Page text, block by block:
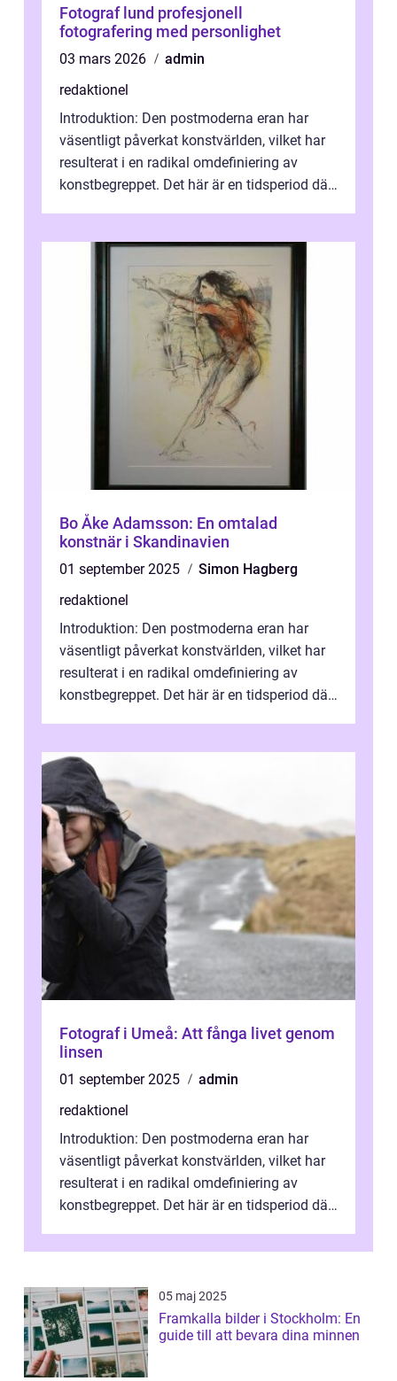
Fotograf lund profesjonell
fotografering med personlighet
03 mars 2026
admin
redaktionel
Introduktion: Den postmoderna eran har
väsentligt påverkat konstvärlden, vilket har
resulterat i en radikal omdefiniering av
konstbegreppet. Det här är en tidsperiod där
Bo Åke Adamsson: En omtalad
konstnär i Skandinavien
01 september 2025
Simon Hagberg
redaktionel
Introduktion: Den postmoderna eran har
väsentligt påverkat konstvärlden, vilket har
resulterat i en radikal omdefiniering av
konstbegreppet. Det här är en tidsperiod där
Fotograf i Umeå: Att fånga livet genom
linsen
01 september 2025
admin
redaktionel
Introduktion: Den postmoderna eran har
väsentligt påverkat konstvärlden, vilket har
resulterat i en radikal omdefiniering av
konstbegreppet. Det här är en tidsperiod där
05 maj 2025
Framkalla bilder i Stockholm: En
guide till att bevara dina minnen